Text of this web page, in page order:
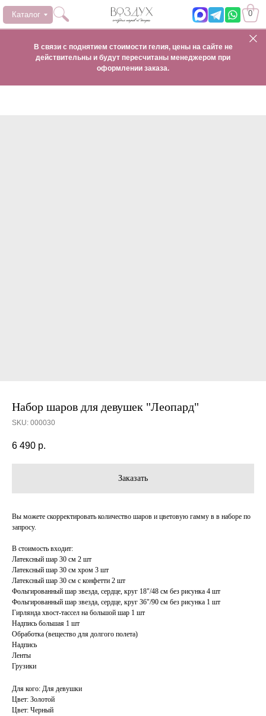
0
Каталог
В связи с поднятием стоимости гелия, цены на сайте не
действительны и будут пересчитаны менеджером при
оформлении заказа.
Набор шаров для девушек "Леопард"
SKU: 000030
6 490 р.
Заказать
Вы можете скорректировать количество шаров и цветовую гамму в в наборе по
запросу.
В стоимость входит:
Латексный шар 30 см 2 шт
Латексный шар 30 см хром 3 шт
Латексный шар 30 см с конфетти 2 шт
Фольгированный шар звезда, сердце, круг 18"/48 см без рисунка 4 шт
Фольгированный шар звезда, сердце, круг 36"/90 см без рисунка 1 шт
Гирлянда хвост-тассел на большой шар 1 шт
Надпись большая 1 шт
Обработка (вещество для долгого полета)
Надпись
Ленты
Грузики
Для кого: Для девушки
Цвет: Золотой
Цвет: Черный